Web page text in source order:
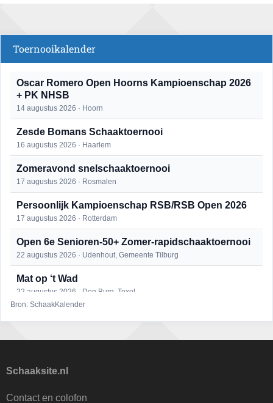
Toernooikalender
Oscar Romero Open Hoorns Kampioenschap 2026
+ PK NHSB
14 augustus 2026 · Hoorn
Zesde Bomans Schaaktoernooi
16 augustus 2026 · Haarlem
Zomeravond snelschaaktoernooi
17 augustus 2026 · Rosmalen
Persoonlijk Kampioenschap RSB/RSB Open 2026
17 augustus 2026 · Rotterdam
Open 6e Senioren-50+ Zomer-rapidschaaktoernooi
22 augustus 2026 · Udenhout, Gemeente Tilburg
Mat op ‘t Wad
22 augustus 2026 · Den Burg, Texel
23 augustus 2026 · Utrecht
Bron: SchaakKalender
Schaaksite.nl
Contact en colofon